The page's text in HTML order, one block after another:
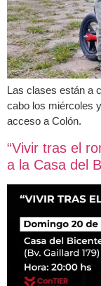
Las clases están a
cabo los miércoles
acceso a Colón.
“Vivir tras el
a la Casa del